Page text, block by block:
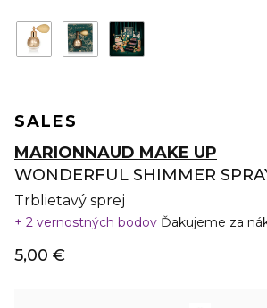
SALES
MARIONNAUD MAKE UP
WONDERFUL SHIMMER
Trblietavý sprej
2 vernostných bodov Ďakujeme za
5,00 €